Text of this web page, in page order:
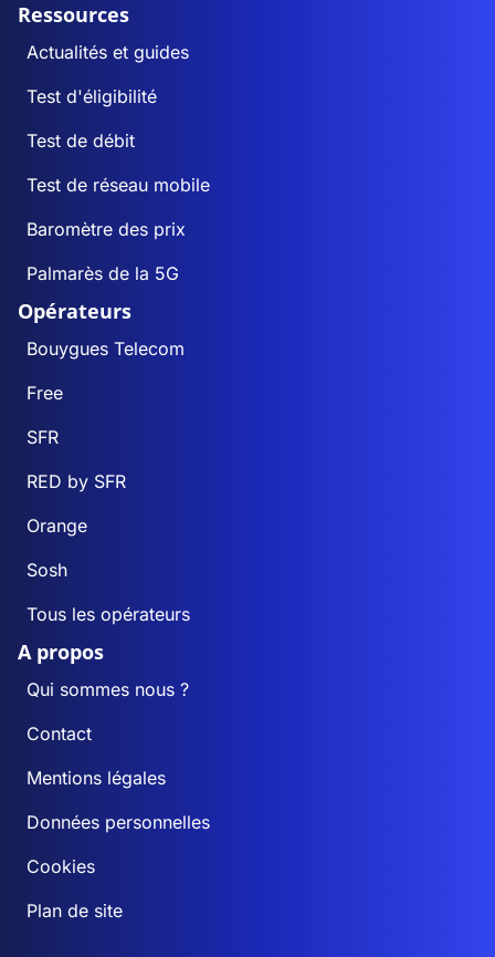
Ressources
Actualités et guides
Test d'éligibilité
Test de débit
Test de réseau mobile
Baromètre des prix
Palmarès de la 5G
Opérateurs
Bouygues Telecom
Free
SFR
RED by SFR
Orange
Sosh
Tous les opérateurs
A propos
Qui sommes nous ?
Contact
Mentions légales
Données personnelles
Cookies
Plan de site